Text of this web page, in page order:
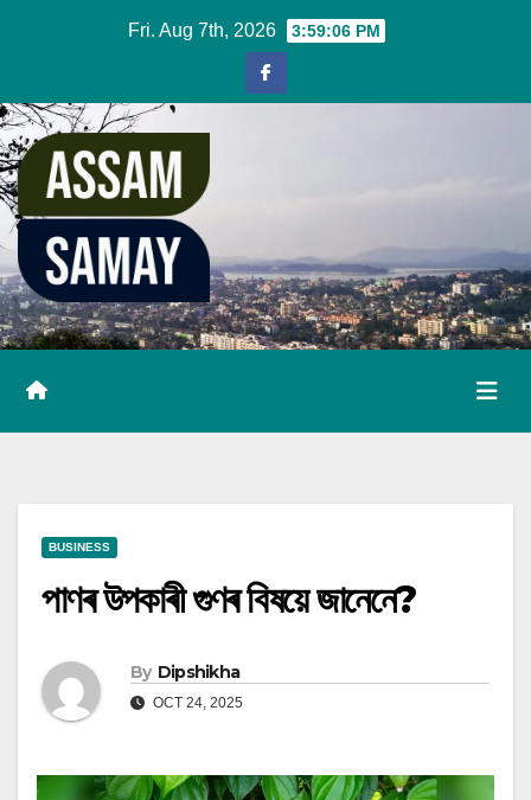
Fri. Aug 7th, 2026 3:59:07 PM
BUSINESS
পাণৰ উপকাৰী গুণৰ বিষয়ে জানেনে?
By Dipshikha
OCT 24, 2025